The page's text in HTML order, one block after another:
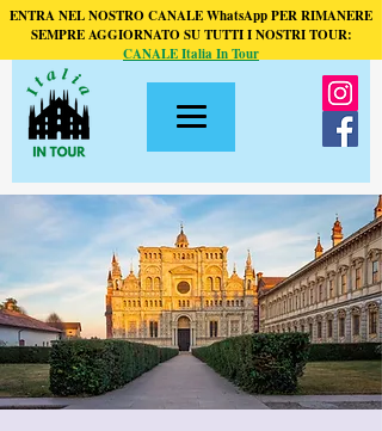
ENTRA NEL NOSTRO CANALE WhatsApp PER RIMANERE
SEMPRE AGGIORNATO SU TUTTI I NOSTRI TOUR:
CANALE Italia In Tour